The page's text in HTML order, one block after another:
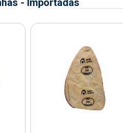
- Importadas